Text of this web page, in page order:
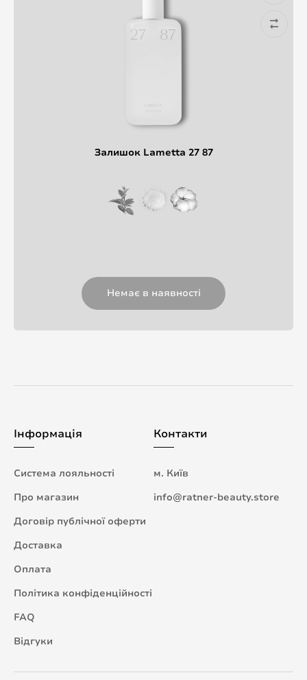
Залишок Lametta 27 87
Немає в наявності
Інформація
Система лояльності
Про магазин
Договір публічної оферти
Доставка
Оплата
Політика конфіденційності
FAQ
Відгуки
Контакти
м. Київ
info@ratner-beauty.store